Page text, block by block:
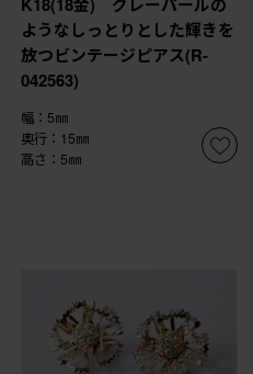
ようなしっとりとした輝きを
放つビンテージピアス(R-
042563)
幅：5㎜
奥行：15㎜
高さ：5㎜